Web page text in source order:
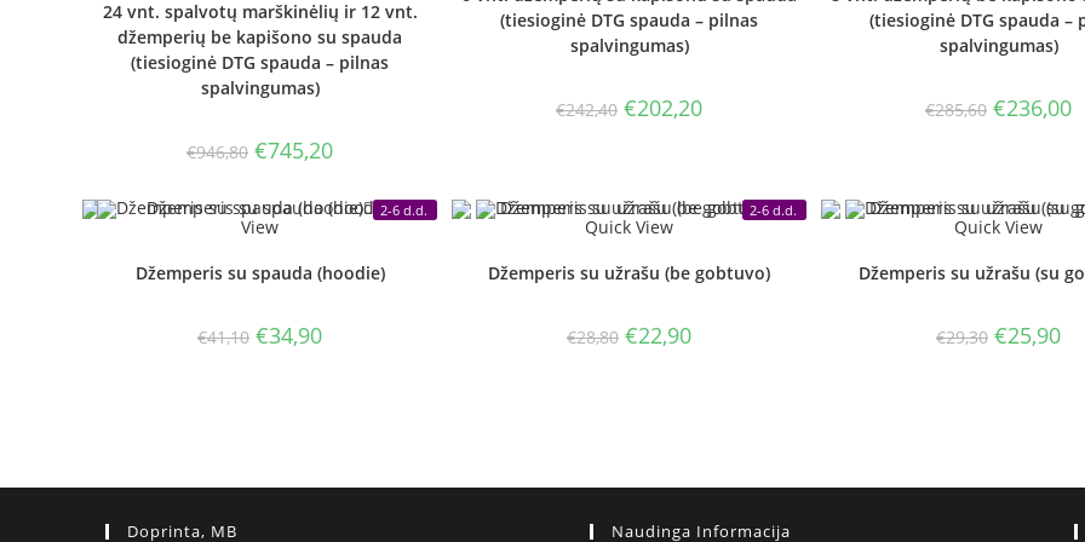
24 vnt. spalvotų marškinėlių ir 12 vnt.
džemperių be kapišono su spauda
(tiesioginė DTG spauda – pilnas
spalvingumas)
€946,80 Original
price
€946,80.
€745,20Current
€745,20.
(tiesioginė DTG spauda – pilnas
spalvingumas)
€242,40 Original
price
€202,20Current
(tiesioginė DTG spauda –
spalvingumas)
€285,60 Original
price
€236,00
2-6 d.d.
Quick
View
Džemperis su spauda (hoodie)
€41,10 Original
price
€34,90Current
2-6 d.d.
Quick View
Džemperis su užrašu (be gobtuvo)
€28,80 Original
price
€22,90Current
Quick View
Džemperis su užrašu (su
€29,30 Original
price
€25,90
Doprinta, MB Naudinga Informacija